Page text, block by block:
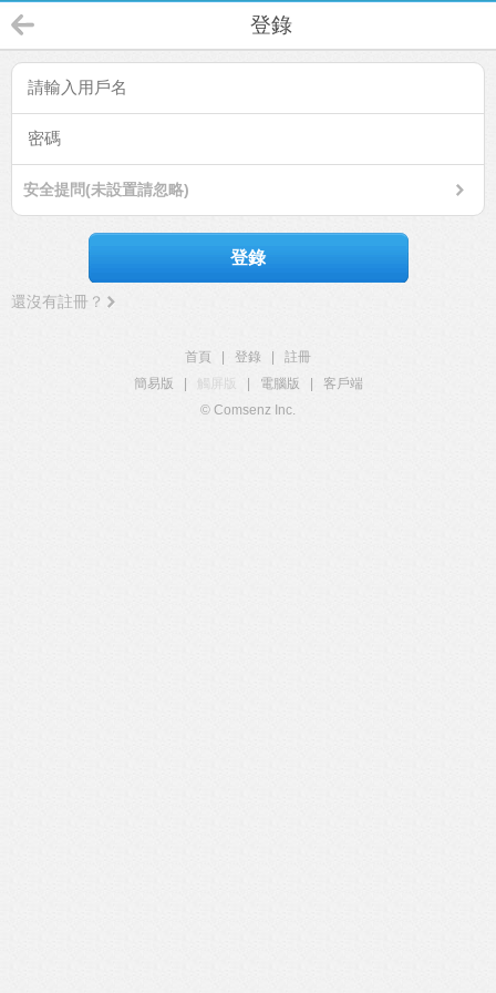
登錄
安全提問(未設置請忽略)
登錄
還沒有註冊？
首頁 登錄
註冊
簡易版
觸屏版 電腦版
客戶端
© Comsenz Inc.